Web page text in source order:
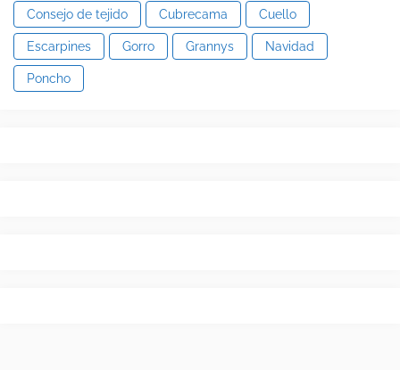
Consejo de tejido Cubrecama Cuello
Escarpines Gorro Grannys Navidad
Poncho